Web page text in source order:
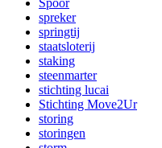
spreker
springtij
staatsloterij
staking
steenmarter
stichting lucai
Stichting Move2Ur
storing
storingen